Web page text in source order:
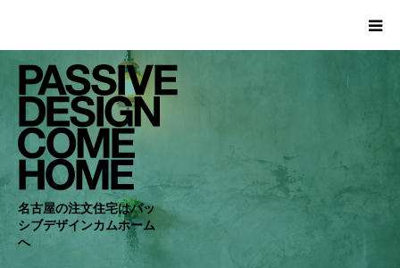
名古屋の注文住宅はパッ
シブデザインカムホーム
へ
HOME
WORKS
COMPANY
CONCEPT